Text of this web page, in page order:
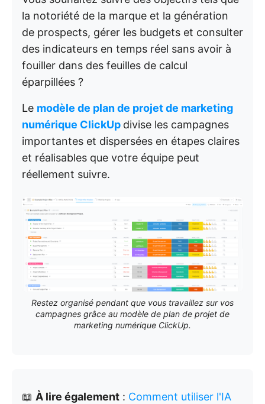
la notoriété de la marque et la génération
de prospects, gérer les budgets et consulter
des indicateurs en temps réel sans avoir à
fouiller dans des feuilles de calcul
éparpillées ?
Le modèle de plan de projet de marketing
numérique ClickUp divise les campagnes
importantes et dispersées en étapes claires
et réalisables que votre équipe peut
réellement suivre.
Restez organisé pendant que vous travaillez sur vos
campagnes grâce au modèle de plan de projet de
marketing numérique ClickUp.
📖 À lire également : Comment utiliser l'IA